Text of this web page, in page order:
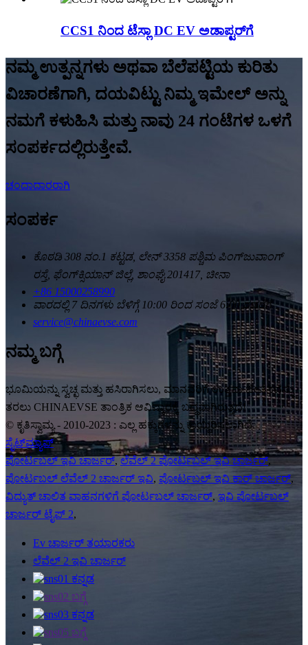
CCS1 ನಿಂದ ಟೆಸ್ಲಾ DC EV ಅಡಾಪ್ಟರ್‌ಗೆ
ನಮ್ಮ ಉತ್ಪನ್ನಗಳು ಅಥವಾ ಬೆಲೆಪಟ್ಟಿಯ ಕುರಿತು
ವಿಚಾರಣೆಗಾಗಿ, ದಯವಿಟ್ಟು ನಿಮ್ಮ ಇಮೇಲ್ ಅನ್ನು
ನಮಗೆ ಕಳುಹಿಸಿ ಮತ್ತು ನಾವು 24 ಗಂಟೆಗಳ ಒಳಗೆ
ಸಂಪರ್ಕದಲ್ಲಿರುತ್ತೇವೆ.
ಚಂದಾದಾರರಾಗಿ
ಸಂಪರ್ಕ
ಕೊಠಡಿ 308 ನಂ.1 ಕಟ್ಟಡ, ಲೇನ್ 3358 ಪಶ್ಚಿಮ ಪಿಂಗ್‌ಜುವಾಂಗ್
ರಸ್ತೆ, ಫೆಂಗ್‌ಕ್ಸಿಯಾನ್ ಜಿಲ್ಲೆ, ಶಾಂಘೈ 201417, ಚೀನಾ
+86 15000258990
ವಾರದಲ್ಲಿ 7 ದಿನಗಳು ಬೆಳಿಗ್ಗೆ 10:00 ರಿಂದ ಸಂಜೆ 6:00 ರವರೆಗೆ
service@chinaevse.com
ನಮ್ಮ ಬಗ್ಗೆ
ಭೂಮಿಯನ್ನು ಸ್ವಚ್ಛ ಮತ್ತು ಹಸಿರಾಗಿಸಲು, ಮಾನವರಿಗೆ ಉತ್ತಮ ಜೀವನವನ್ನು
ತರಲು CHINAEVSE ತಾಂತ್ರಿಕ ಆವಿಷ್ಕಾರಕ್ಕೆ ಬದ್ಧವಾಗಿರುತ್ತದೆ!
© ಕೃತಿಸ್ವಾಮ್ಯ - 2010-2023 : ಎಲ್ಲ ಹಕ್ಕುಗಳನ್ನು ಕಾಯ್ದಿರಿಸಲಾಗಿದೆ.
ಸೈಟ್‌ಮ್ಯಾಪ್
ಪೋರ್ಟಬಲ್ ಇವಿ ಚಾರ್ಜರ್, ಲೆವೆಲ್ 2 ಪೋರ್ಟಬಲ್ ಇವಿ ಚಾರ್ಜರ್,
ಪೋರ್ಟಬಲ್ ಲೆವೆಲ್ 2 ಚಾರ್ಜರ್ ಇವಿ, ಪೋರ್ಟಬಲ್ ಇವಿ ಕಾರ್ ಚಾರ್ಜರ್,
ವಿದ್ಯುತ್ ಚಾಲಿತ ವಾಹನಗಳಿಗೆ ಪೋರ್ಟಬಲ್ ಚಾರ್ಜರ್, ಇವಿ ಪೋರ್ಟಬಲ್
ಚಾರ್ಜರ್ ಟೈಪ್ 2,
Ev ಚಾರ್ಜರ್ ತಯಾರಕರು
ಲೆವೆಲ್ 2 ಇವಿ ಚಾರ್ಜರ್